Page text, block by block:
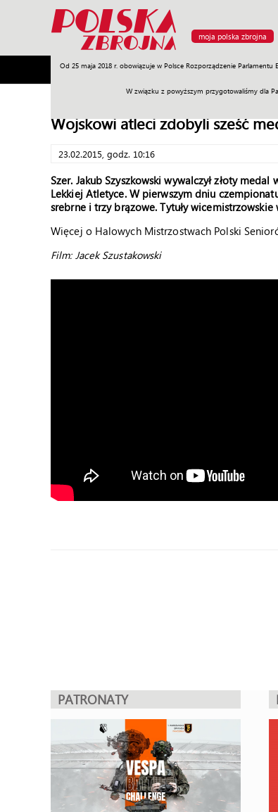
moja polska zbrojna
Od 25 maja 2018 r. obowiązuje w Polsce Rozporządzenie
W związku z powyższym przygotowaliśmy dla
Armia Poligon Sprzęt Misje Polityka
Wojskowi atleci zdobyli sześć
23.02.2015, godz. 10:16
Szer. Jakub Szyszkowski wywalczył złoty
Lekkiej Atletyce. W pierwszym dniu
srebrne i trzy brązowe. Tytuły wicemistrzowskie
Więcej o Halowych Mistrzostwach Polski
Film: Jacek Szustakowski
PATRONATY